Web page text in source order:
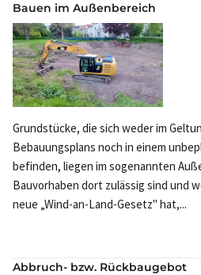
Bauen im Außenbereich
Grundstücke, die sich weder im
Bebauungsplans noch in einem
befinden, liegen im sogenannten
Bauvorhaben dort zulässig sind und
neue „Wind-an-Land-Gesetz" hat,...
Abbruch- bzw. Rückbaugebot